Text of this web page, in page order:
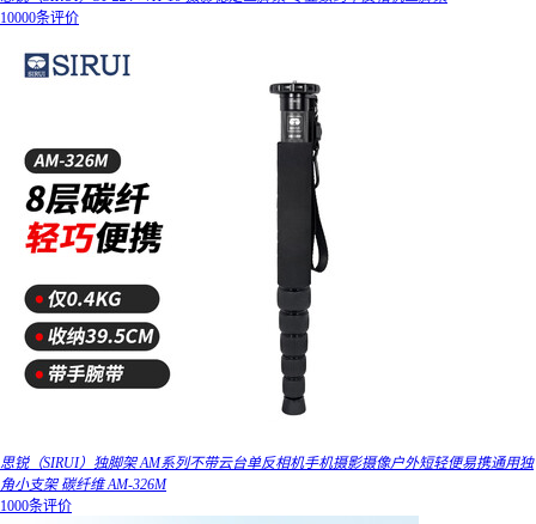
10000条评价
思锐（SIRUI）独脚架 AM系列不带云台单反相机手机摄影摄像户外短轻便易携通用独
角小支架 碳纤维 AM-326M
1000条评价